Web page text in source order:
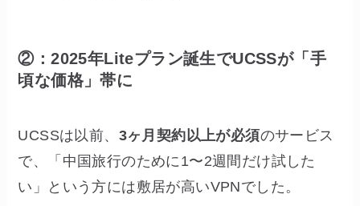
②：2025年Liteプラン誕生でUCSSが「手
頃な価格」帯に
UCSSは以前、 3ヶ月契約以上が必須のサービス
で、「中国旅行のために1〜2週間だけ試した
い」という方には敷居が高いVPNでした。